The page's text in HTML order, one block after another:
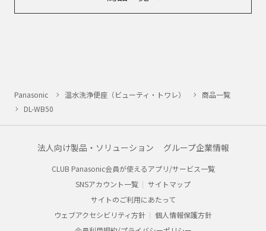
Panasonic 温水洗浄便座（ビューティ・トワレ）
商品一覧
DL-WB50
法人向け製品・ソリューション グループ企業情報
CLUB Panasonic会員が使えるアプリ/サービス一覧
SNSアカウント一覧
サイトマップ
サイトのご利用にあたって
ウェブアクセシビリティ方針
個人情報保護方針